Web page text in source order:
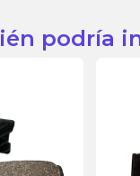
podría